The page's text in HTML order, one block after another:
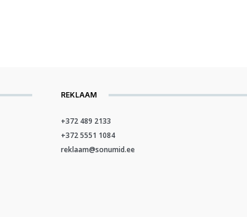
REKLAAM
+372 489 2133
+372 5551 1084
reklaam@sonumid.ee